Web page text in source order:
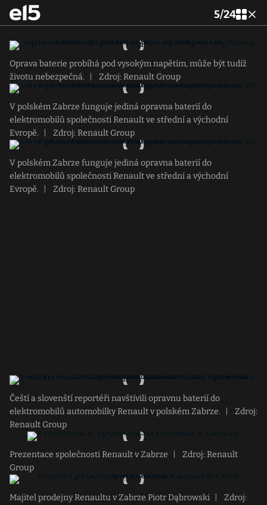
5/24
Oprava baterie probíhá pod vysokým napětím, může být tudíž
životu nebezpečná.
Zdroj: Renault Group
V polském Zabrze funguje jediná opravna baterií do
elektromobilů společnosti Renault ve střední a východní
Evropě.
Zdroj: Renault Group
V polském Zabrze funguje jediná opravna baterií do
elektromobilů společnosti Renault ve střední a východní
Evropě.
Zdroj: Renault Group
Čeští a slovenští reportéři navštívili opravnu baterií do
elektromobilů automobilky Renault v polském Zabrze.
Zdroj:
Renault Group
Prezentace společnosti Renault v Zabrze
Zdroj: Renault
Group
Majitel prodejny Renaultu v Zabrze Piotr Dąbrowski
Zdroj: